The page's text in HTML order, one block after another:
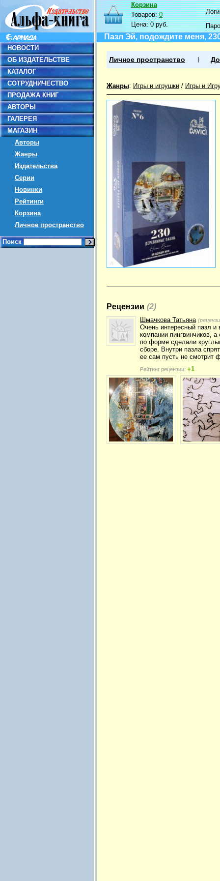
НОВОСТИ
ОБ ИЗДАТЕЛЬСТВЕ
КАТАЛОГ
СОТРУДНИЧЕСТВО
ПРОДАЖА КНИГ
АВТОРЫ
ГАЛЕРЕЯ
МАГАЗИН
Авторы
Жанры
Издательства
Серии
Новинки
Рейтинги
Корзина
Личное пространство
Поиск
Корзина
Товаров:0
Цена:0 руб.
Пазл Эй, подождите меня,
Личное пространство
Жанры: Игры и игрушки / Игры и
Рецензии (2)
Шмачкова Татьяна
Очень интересный пазл и
компании пингвинчиков,
по форме сделали
сборе. Внутри пазла
ее сам пусть не смотрит
Рейтинг рецензии: +1